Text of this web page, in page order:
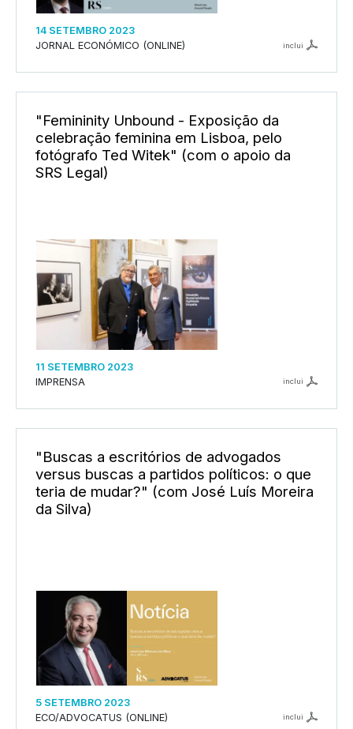
14 SETEMBRO 2023
JORNAL ECONÓMICO (ONLINE)
inclui
"Femininity Unbound - Exposição da
celebração feminina em Lisboa, pelo
fotógrafo Ted Witek" (com o apoio da
SRS Legal)
11 SETEMBRO 2023
IMPRENSA
inclui
"Buscas a escritórios de advogados
versus buscas a partidos políticos: o que
teria de mudar?" (com José Luís Moreira
da Silva)
5 SETEMBRO 2023
ECO/ADVOCATUS (ONLINE)
inclui